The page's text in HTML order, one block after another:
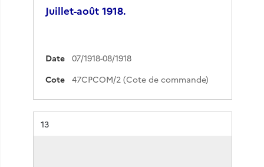
Juillet-août 1918.
Date
07/1918-08/1918
Cote
47CPCOM/2 (Cote de commande)
Résultat n°
13